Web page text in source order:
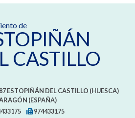
de
CASTILLO
ESTOPIÑÁN DEL CASTILLO (HUESCA)
(ESPAÑA)
974433175